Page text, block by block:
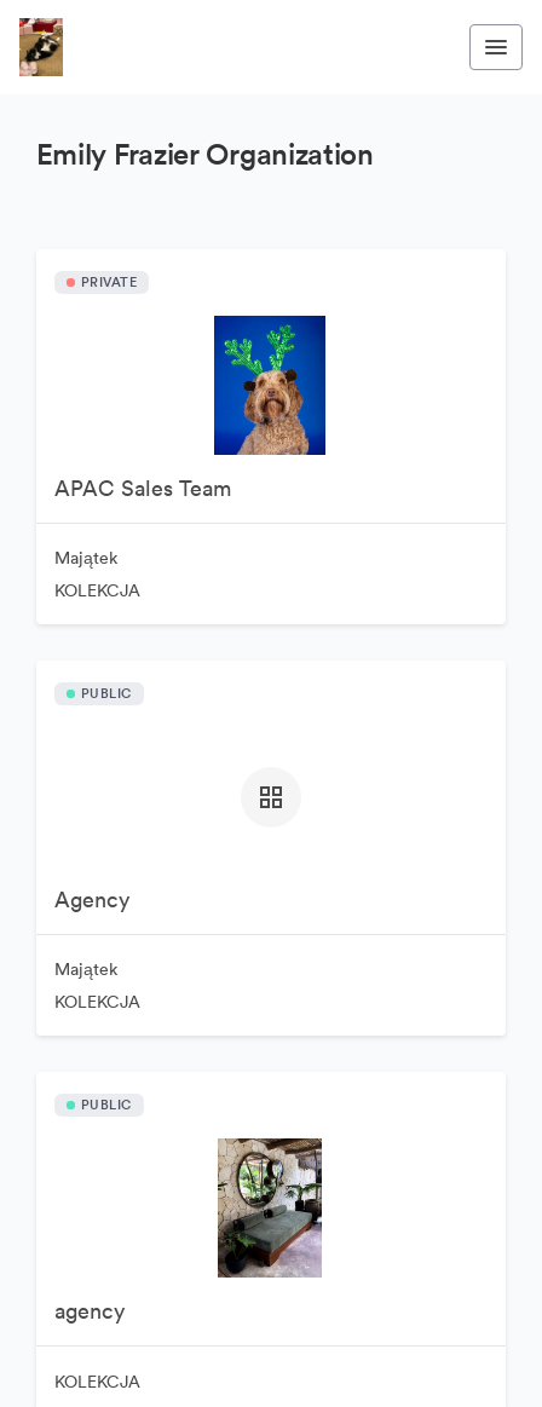
Emily Frazier Organization
PRIVATE
APAC Sales Team
Majątek
KOLEKCJA
PUBLIC
Agency
Majątek
KOLEKCJA
PUBLIC
agency
KOLEKCJA